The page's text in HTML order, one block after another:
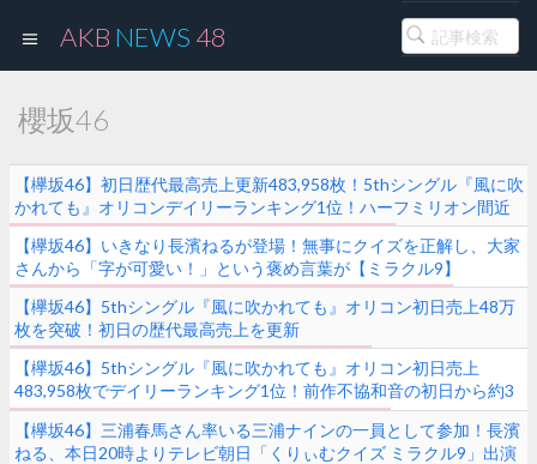
AKB NEWS 48
櫻坂46
【欅坂46】初日歴代最高売上更新483,958枚！5thシングル『風に吹
かれても』オリコンデイリーランキング1位！ハーフミリオン間近
【欅坂46】いきなり長濱ねるが登場！無事にクイズを正解し、大家
さんから「字が可愛い！」という褒め言葉が【ミラクル9】
【欅坂46】5thシングル『風に吹かれても』オリコン初日売上48万
枚を突破！初日の歴代最高売上を更新
【欅坂46】5thシングル『風に吹かれても』オリコン初日売上
483,958枚でデイリーランキング1位！前作不協和音の初日から約3
万枚増加
【欅坂46】三浦春馬さん率いる三浦ナインの一員として参加！長濱
ねる、本日20時よりテレビ朝日「くりぃむクイズ ミラクル9」出演